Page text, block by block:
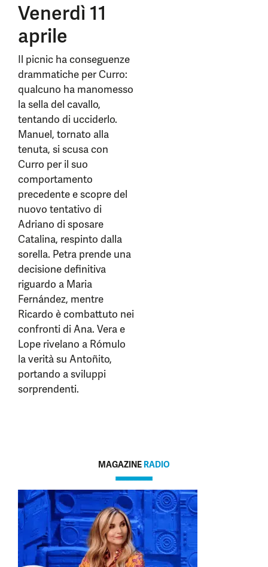
Venerdì 11
aprile
Il picnic ha conseguenze
drammatiche per Curro:
qualcuno ha manomesso
la sella del cavallo,
tentando di ucciderlo.
Manuel, tornato alla
tenuta, si scusa con
Curro per il suo
comportamento
precedente e scopre del
nuovo tentativo di
Adriano di sposare
Catalina, respinto dalla
sorella. Petra prende una
decisione definitiva
riguardo a Maria
Fernández, mentre
Ricardo è combattuto nei
confronti di Ana. Vera e
Lope rivelano a Rómulo
la verità su Antoñito,
portando a sviluppi
sorprendenti.
MAGAZINE RADIO